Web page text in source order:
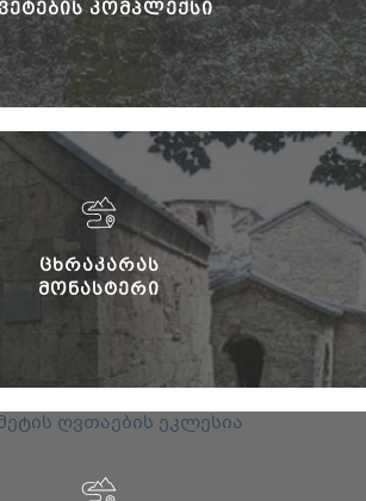
ᲙᲝᲛᲞᲚᲔᲥᲡᲘ
ᲪᲮᲠᲐᲙᲐᲠᲐᲡ
ᲛᲝᲜᲐᲡᲢᲔᲠᲘ